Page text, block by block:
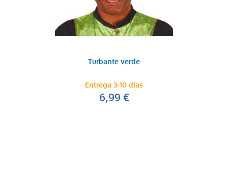
Turbante verde
Entrega 3-10 días
6,99 €